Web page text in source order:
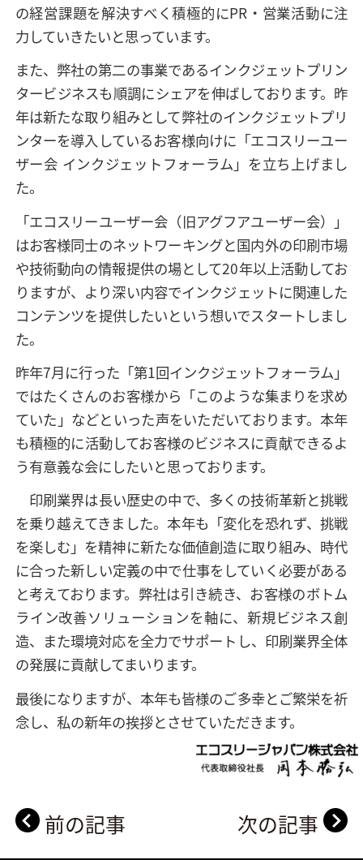
の経営課題を解決すべく積極的にPR・営業活動に注
力していきたいと思っています。
また、弊社の第二の事業であるインクジェットプリン
タービジネスも順調にシェアを伸ばしております。昨
年は新たな取り組みとして弊社のインクジェットプリ
ンターを導入しているお客様向けに「エコスリーユー
ザー会 インクジェットフォーラム」を立ち上げまし
た。
「エコスリーユーザー会（旧アグフアユーザー会）」
はお客様同士のネットワーキングと国内外の印刷市場
や技術動向の情報提供の場として20年以上活動してお
りますが、より深い内容でインクジェットに関連した
コンテンツを提供したいという想いでスタートしまし
た。
昨年7月に行った「第1回インクジェットフォーラム」
ではたくさんのお客様から「このような集まりを求め
ていた」などといった声をいただいております。本年
も積極的に活動してお客様のビジネスに貢献できるよ
う有意義な会にしたいと思っております。
印刷業界は長い歴史の中で、多くの技術革新と挑戦
を乗り越えてきました。本年も「変化を恐れず、挑戦
を楽しむ」を精神に新たな価値創造に取り組み、時代
に合った新しい定義の中で仕事をしていく必要がある
と考えております。弊社は引き続き、お客様のボトム
ライン改善ソリューションを軸に、新規ビジネス創
造、また環境対応を全力でサポートし、印刷業界全体
の発展に貢献してまいります。
最後になりますが、本年も皆様のご多幸とご繁栄を祈
念し、私の新年の挨拶とさせていただきます。
前の記事 次の記事